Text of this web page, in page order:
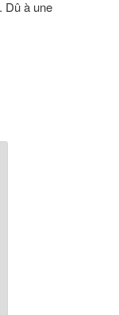
Dû à une